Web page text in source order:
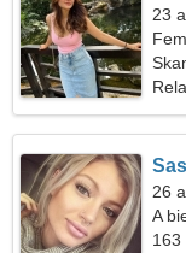
23
26
A
163